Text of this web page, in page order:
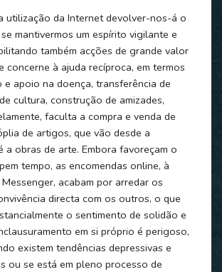
utilização da Internet devolver-nos-á o
mantivermos um espírito vigilante e
também acções de grande valor
concerne à ajuda recíproca, em termos
e apoio na doença, transferência de
cultura, construção de amizades,
faculta a compra e venda de
de artigos, que vão desde a
a obras de arte. Embora favoreçam o
tempo, as encomendas online, à
acabam por arredar os
directa com os outros, o que
o sentimento de solidão e
em si próprio é perigoso,
existem tendências depressivas e
ou se está em pleno processo de